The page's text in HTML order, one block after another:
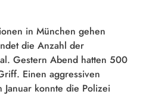
in München gehen
die Anzahl der
Gestern Abend hatten 500
Einen aggressiven
Januar konnte die Polizei